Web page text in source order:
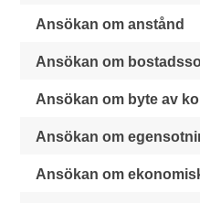
Ansökan om anstånd
Ansökan om
Ansökan om byte av
Ansökan om
Ansökan om